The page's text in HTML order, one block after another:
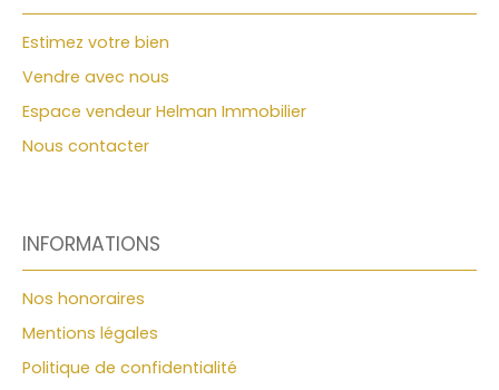
E. I, au 06 20 90 04 21 Plus d'informations et prix /
more information and price : https://www.
t4-ascenseur-garage-plage-malo-les-bains-
dunkerque,VA2585
Estimez votre bien
Vendre avec nous
Espace vendeur Helman Immobilier
Nous contacter
INFORMATIONS
Nos honoraires
Mentions légales
Politique de confidentialité